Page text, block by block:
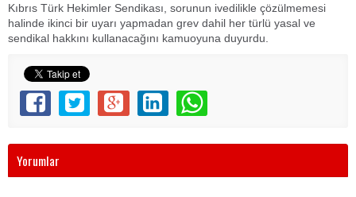
Kıbrıs Türk Hekimler Sendikası, sorunun ivedilikle çözülmemesi
halinde ikinci bir uyarı yapmadan grev dahil her türlü yasal ve
sendikal hakkını kullanacağını kamuoyuna duyurdu.
Yorumlar